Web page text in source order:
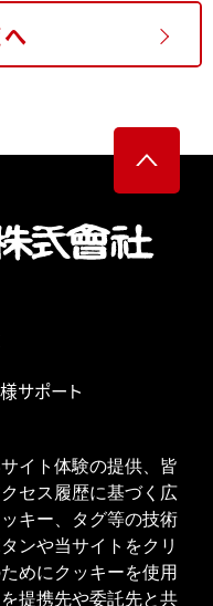
イト体験の提供、皆
セス履歴に基づく広
キー、タグ等の技術
ンや当サイトをクリ
めにクッキーを使用
提携先や委託先と共
サポート
情報の取り扱い